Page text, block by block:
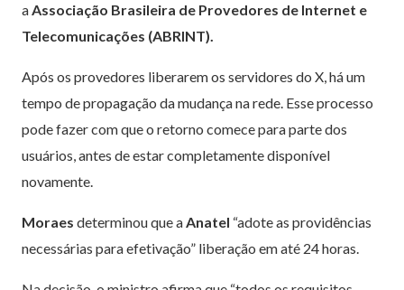
aAssociação Brasileira de Provedores de Internet e
Telecomunicações (ABRINT).
Após os provedores liberarem os servidores do X, há um
tempo de propagação da mudança na rede. Esse processo
pode fazer com que o retorno comece para parte dos
usuários, antes de estar completamente disponível
novamente.
Moraes determinou que aAnatel “adote as providências
necessárias para efetivação” liberação em até 24 horas.